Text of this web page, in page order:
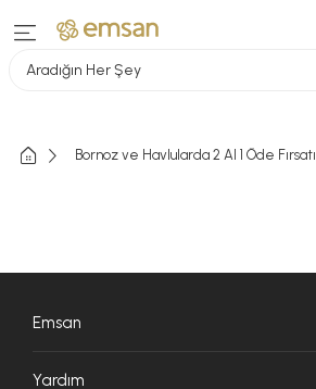
Aradığın Her Şey
Bornoz ve Havlularda 2 Al 1 Öde Fırsatı
Emsan
Yardım